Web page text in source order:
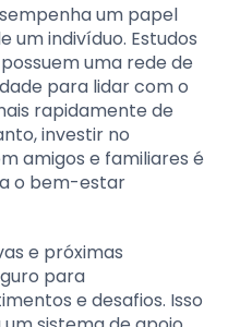
um papel
um indivíduo. Estudos
uma rede de
para lidar com o
rapidamente de
investir no
amigos e familiares é
o bem-estar
e próximas
para
e desafios. Isso